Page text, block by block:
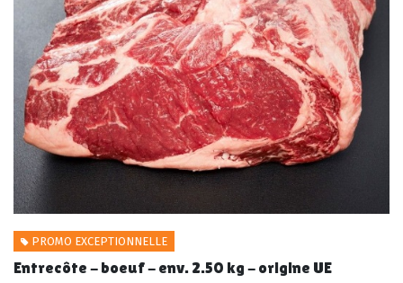
PROMO EXCEPTIONNELLE
Entrecôte - boeuf - env. 2.50 kg - origine UE